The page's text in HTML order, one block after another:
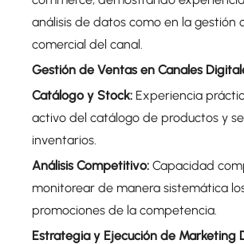
análisis de datos como en la gestión
comercial del canal.
Gestión de Ventas en Canales
Catálogo y Stock: Experiencia
activo del catálogo de productos y
inventarios.
Análisis Competitivo: Capacidad
monitorear de manera sistemática
promociones de la competencia.
Estrategia y Ejecución de Marketing